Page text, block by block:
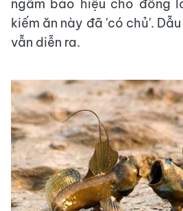
ngầm báo hiệu cho đồng
kiếm ăn này đã 'có chủ'.
vẫn diễn ra.